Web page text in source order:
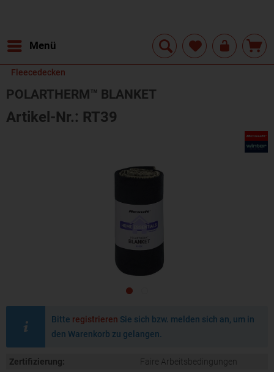
Menü
Fleecedecken
POLARTHERM™ BLANKET
Artikel-Nr.: RT39
Bitte registrieren Sie sich bzw. melden sich an, um in
den Warenkorb zu gelangen.
Zertifizierung: Faire Arbeitsbedingungen